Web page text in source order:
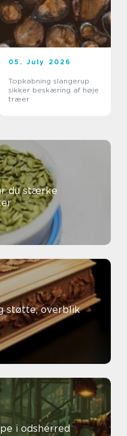
05. July 2026
Topkabning slangerup
sikker beskæring af høje
træer
du stærke
i odsherred